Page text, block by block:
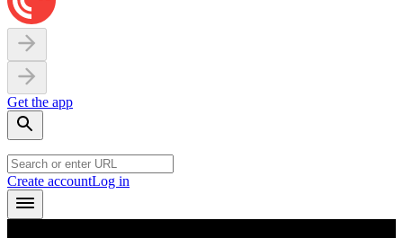
Get the app
Create accountLog in